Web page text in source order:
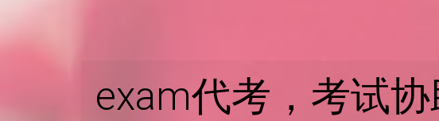
exam代考，考试